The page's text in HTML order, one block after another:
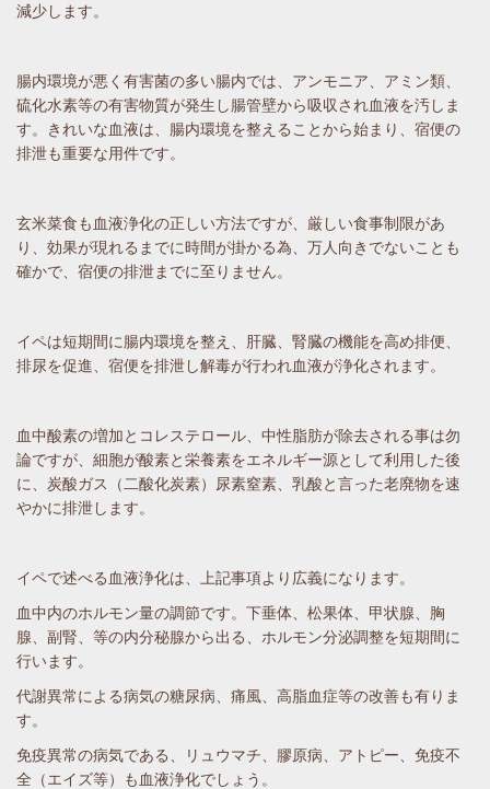
減少します。
腸内環境が悪く有害菌の多い腸内では、アンモニア、アミン類、
硫化水素等の有害物質が発生し腸管壁から吸収され血液を汚しま
す。きれいな血液は、腸内環境を整えることから始まり、宿便の
排泄も重要な用件です。
玄米菜食も血液浄化の正しい方法ですが、厳しい食事制限があ
り、効果が現れるまでに時間が掛かる為、万人向きでないことも
確かで、宿便の排泄までに至りません。
イペは短期間に腸内環境を整え、肝臓、腎臓の機能を高め排便、
排尿を促進、宿便を排泄し解毒が行われ血液が浄化されます。
血中酸素の増加とコレステロール、中性脂肪が除去される事は勿
論ですが、細胞が酸素と栄養素をエネルギー源として利用した後
に、炭酸ガス（二酸化炭素）尿素窒素、乳酸と言った老廃物を速
やかに排泄します。
イペで述べる血液浄化は、上記事項より広義になります。
血中内のホルモン量の調節です。下垂体、松果体、甲状腺、胸
腺、副腎、等の内分秘腺から出る、ホルモン分泌調整を短期間に
行います。
代謝異常による病気の糖尿病、痛風、高脂血症等の改善も有りま
す。
免疫異常の病気である、リュウマチ、膠原病、アトピー、免疫不
全（エイズ等）も血液浄化でしょう。